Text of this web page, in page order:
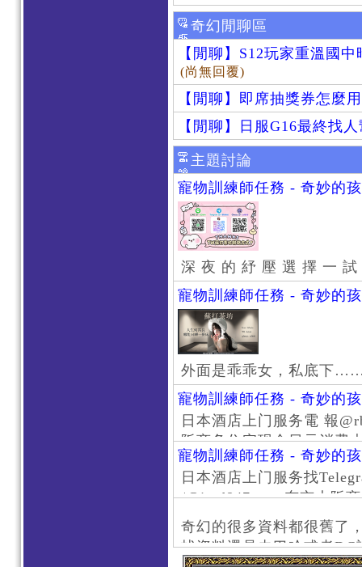
奇幻閒聊區
【閒聊】S12玩家重溫國
(尚無回覆)
【閒聊】即席抽獎券怎麼
【閒聊】日服G16最終找
主題討論
寵物訓練師任務 - 奇妙的
深 夜 的 紓 壓 選 擇 一
寵物訓練師任務 - 奇妙的
外面是乖乖女，私底下
寵物訓練師任務 - 奇妙的
日本酒店上门服务電 報
阪商务住宅现金日元消费
京风俗 #大阪风俗 #东京
上门服务新宿风俗 #梅田
#日本萝莉 #大阪萝莉 #日
寵物訓練師任務 - 奇妙的
日本酒店上门服务找
/@jptd847utpp 东京大阪
京旅游 #大阪旅游 #东京
东京上门服务 #大阪上门
心斋桥风俗 #日本女孩 #
奇幻的很多資料都很舊了
找資料還是去巴哈或者